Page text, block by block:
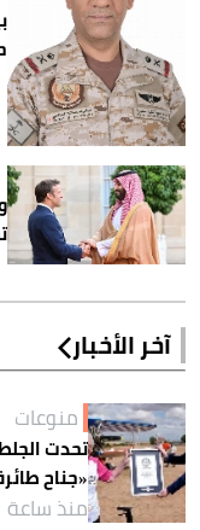
آخر الأخبار
منوعات
تحدت
«جناح
منذ ساعة